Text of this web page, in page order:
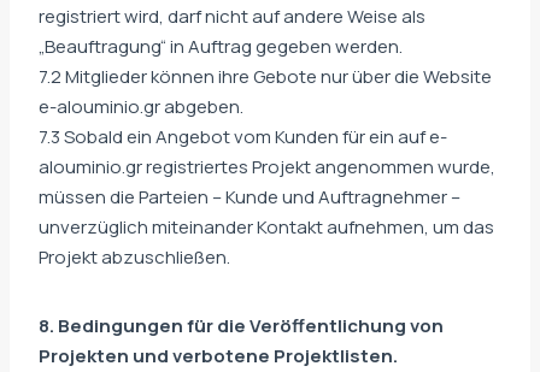
registriert wird, darf nicht auf andere Weise als
„Beauftragung“ in Auftrag gegeben werden.
7.2 Mitglieder können ihre Gebote nur über die Website
e-alouminio.gr abgeben.
7.3 Sobald ein Angebot vom Kunden für ein auf e-
alouminio.gr registriertes Projekt angenommen wurde,
müssen die Parteien – Kunde und Auftragnehmer –
unverzüglich miteinander Kontakt aufnehmen, um das
Projekt abzuschließen.
8. Bedingungen für die Veröffentlichung von
Projekten und verbotene Projektlisten.